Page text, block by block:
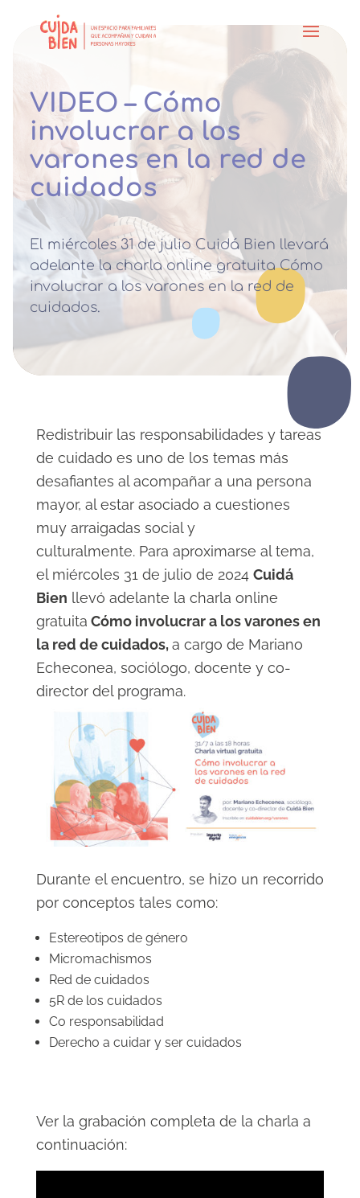
VIDEO – Cómo
involucrar a los
varones en la red de
cuidados
El miércoles 31 de julio Cuidá Bien llevará
adelante la charla online gratuita Cómo
involucrar a los varones en la red de
cuidados.
Redistribuir las responsabilidades y tareas
de cuidado es uno de los temas más
desafiantes al acompañar a una persona
mayor, al estar asociado a cuestiones
muy arraigadas social y
culturalmente.Para aproximarse al tema,
el miércoles 31 de julio de 2024 Cuidá
Bien llevó adelante la charla online
gratuita Cómo involucrar a los varones en
la red de cuidados,a cargo de Mariano
Echeconea, sociólogo, docente y co-
director del programa.
Durante el encuentro, se hizo un recorrido
por conceptos tales como:
Estereotipos de género
Micromachismos
Red de cuidados
5R de los cuidados
Co responsabilidad
Derecho a cuidar y ser cuidados
Ver la grabación completa de la charla a
continuación: